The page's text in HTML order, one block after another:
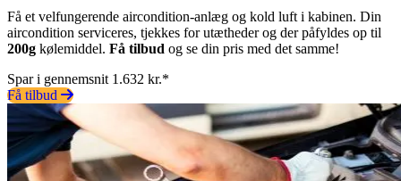
Få et velfungerende aircondition-anlæg og kold luft i kabinen. Din
aircondition serviceres, tjekkes for utætheder og der påfyldes op til
200g kølemiddel. Få tilbud og se din pris med det samme!
Spar i gennemsnit 1.632 kr.*
Få tilbud